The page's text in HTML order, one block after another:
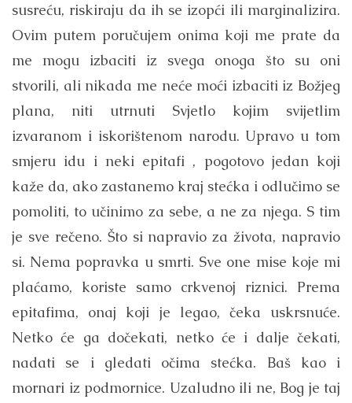
susreću, riskiraju da ih se izopći ili marginalizira.
Ovim putem poručujem onima koji me prate da
me mogu izbaciti iz svega onoga što su oni
stvorili, ali nikada me neće moći izbaciti iz Božjeg
plana, niti utrnuti Svjetlo kojim svijetlim
izvaranom i iskorištenom narodu. Upravo u tom
smjeru idu i neki epitafi , pogotovo jedan koji
kaže da, ako zastanemo kraj stećka i odlučimo se
pomoliti, to učinimo za sebe, a ne za njega. S tim
je sve rečeno. Što si napravio za života, napravio
si. Nema popravka u smrti. Sve one mise koje mi
plaćamo, koriste samo crkvenoj riznici. Prema
epitafima, onaj koji je legao, čeka uskrsnuće.
Netko će ga dočekati, netko će i dalje čekati,
nadati se i gledati očima stećka. Baš kao i
mornari iz podmornice. Uzaludno ili ne, Bog je taj